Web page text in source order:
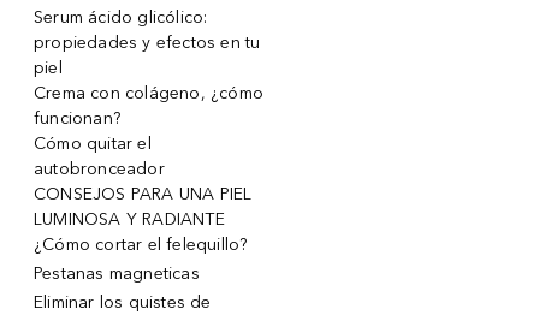
Serum ácido glicólico:
propiedades y efectos en tu
piel
Crema con colágeno, ¿cómo
funcionan?
Cómo quitar el
autobronceador
CONSEJOS PARA UNA PIEL
LUMINOSA Y RADIANTE
¿Cómo cortar el felequillo?
Pestanas magneticas
Eliminar los quistes de